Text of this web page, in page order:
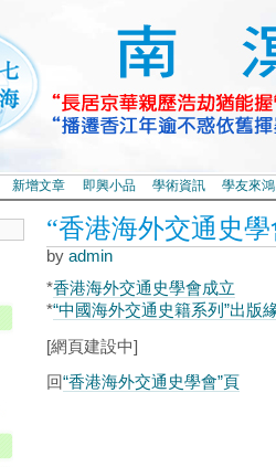
新增文章 即興小品 學術資訊 學友來鴻
“香港海外交通史
by admin
*香港海外交通史學會成立
*“中國海外交通史籍系列”出版
[網頁建設中]
回“香港海外交通史學會”頁